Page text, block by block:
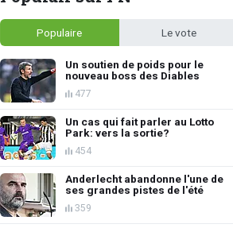
Populaire Le vote
Un soutien de poids pour le
nouveau boss des Diables
477
Un cas qui fait parler au Lotto
Park: vers la sortie?
454
Anderlecht abandonne l'une de
ses grandes pistes de l'été
359